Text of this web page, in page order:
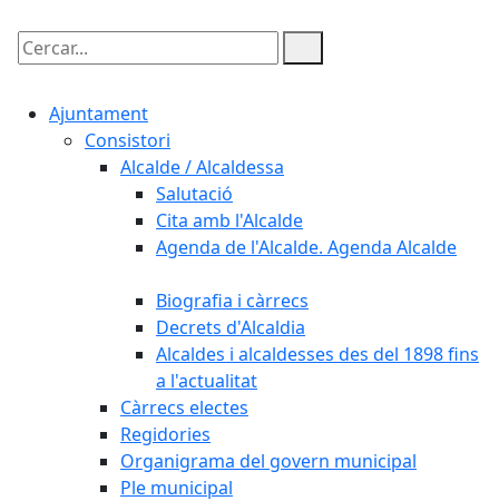
Cercar:
Ajuntament
Consistori
Alcalde / Alcaldessa
Salutació
Cita amb l'Alcalde
Agenda de l'Alcalde. Agenda Alcalde
Biografia i càrrecs
Decrets d'Alcaldia
Alcaldes i alcaldesses des del 1898 fins
a l'actualitat
Càrrecs electes
Regidories
Organigrama del govern municipal
Ple municipal